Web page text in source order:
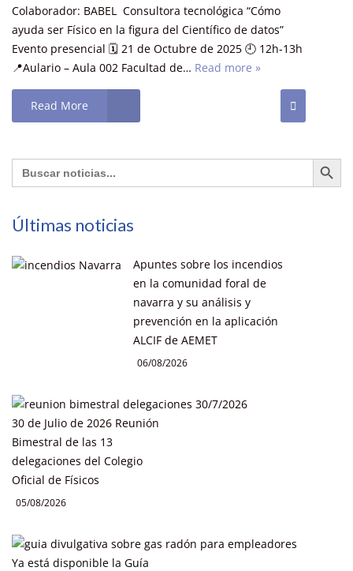
Colaborador: BABEL Consultora tecnológica “Cómo
ayuda ser Físico en la figura del Científico de datos”
Evento presencial 🗓️ 21 de Octubre de 2025 🕘 12h-13h
📍Aulario – Aula 002 Facultad de… Read more »
Read More
Buscar: Botón de
Últimas noticias
Apuntes sobre los incendios
en la comunidad foral de
navarra y su análisis y
prevención en la aplicación
ALCIF de AEMET
06/08/2026
30 de Julio de 2026 Reunión
Bimestral de las 13
delegaciones del Colegio
Oficial de Físicos
05/08/2026
Ya está disponible la Guía